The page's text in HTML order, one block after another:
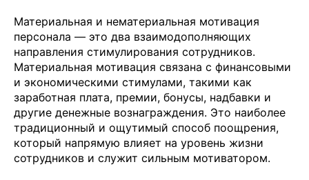
Материальная и нематериальная мотивация
персонала — это два взаимодополняющих
направления стимулирования сотрудников.
Материальная мотивация связана с финансовыми
и экономическими стимулами, такими как
заработная плата, премии, бонусы, надбавки и
другие денежные вознаграждения. Это наиболее
традиционный и ощутимый способ поощрения,
который напрямую влияет на уровень жизни
сотрудников и служит сильным мотиватором.